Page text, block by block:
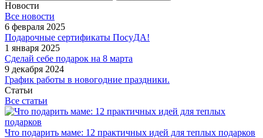
Новости
Все новости
6 февраля 2025
Подарочные сертификаты ПосуДА!
1 января 2025
Сделай себе подарок на 8 марта
9 декабря 2024
График работы в новогодние праздники.
Статьи
Все статьи
Что подарить маме: 12 практичных идей для теплых подарков